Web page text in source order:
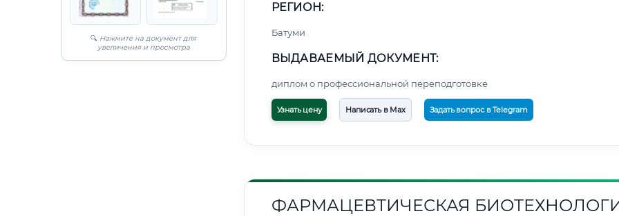
🔍 Нажмите на документ для
увеличения и просмотра
РЕГИОН:
Батуми
ВЫДАВАЕМЫЙ ДОКУМЕНТ:
диплом о профессиональной переподготовке
Узнать цену Написать в Max Задать вопрос в Telegram
ФАРМАЦЕВТИЧЕСКАЯ